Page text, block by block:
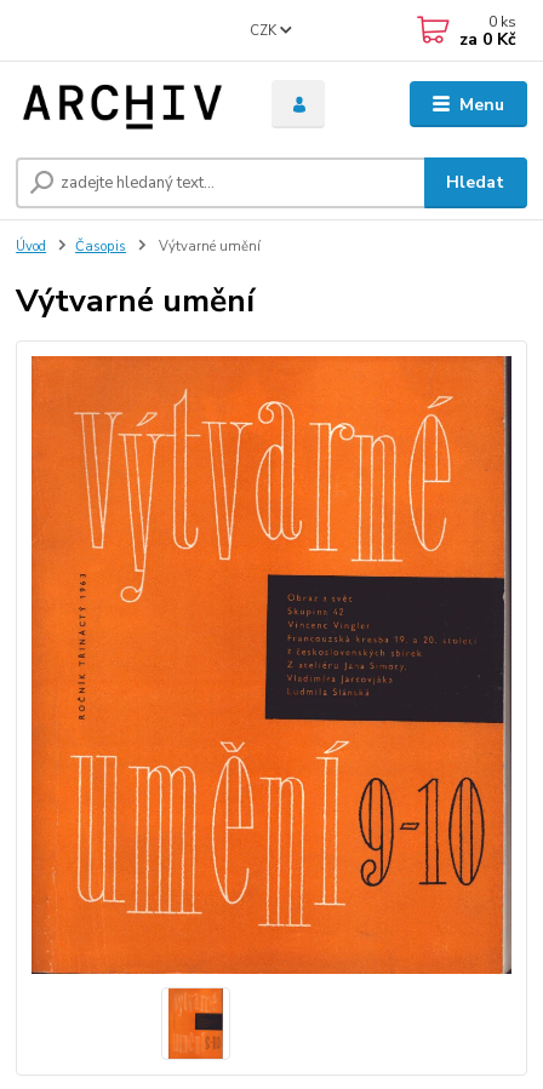
Menu
CZK
Hledat
0 ks
za 0 Kč
Úvod Časopis Výtvarné umění
Výtvarné umění